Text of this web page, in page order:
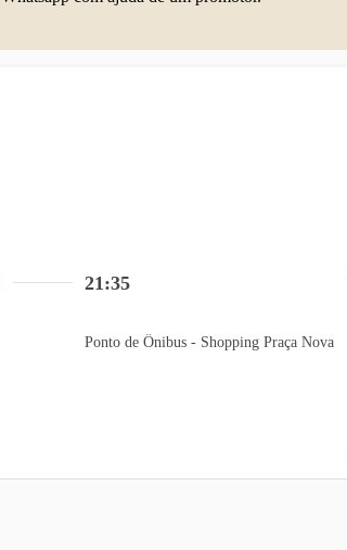
21:35
Ponto de Ônibus - Shopping Praça Nova